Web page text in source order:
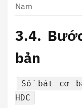
Nam
3.4.
bản
Số bát cơ
HDC